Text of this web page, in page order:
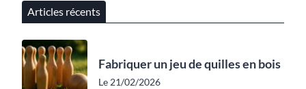
Articles récents
Fabriquer un jeu de quilles en bois
Le 21/02/2026